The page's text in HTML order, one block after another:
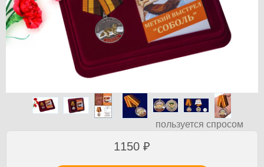
пользуется спросом
1150 ₽